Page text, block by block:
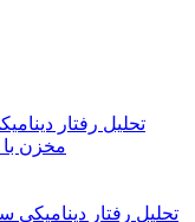
تحلیل رفتار